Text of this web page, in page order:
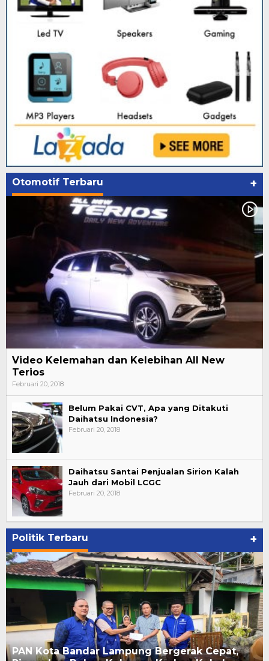
Otomotif Terbaru +
Video Kelemahan dan Kelebihan All New
Terios
Februari 20, 2018
Belum Pakai CVT, Apa yang Ditakuti
Daihatsu Indonesia?
Februari 20, 2018
Daihatsu Santai Penjualan Sirion Kalah
Jauh dari Mobil LCGC
Februari 20, 2018
Politik Terbaru +
PAN Kota Bandar Lampung Bergerak Cepat,